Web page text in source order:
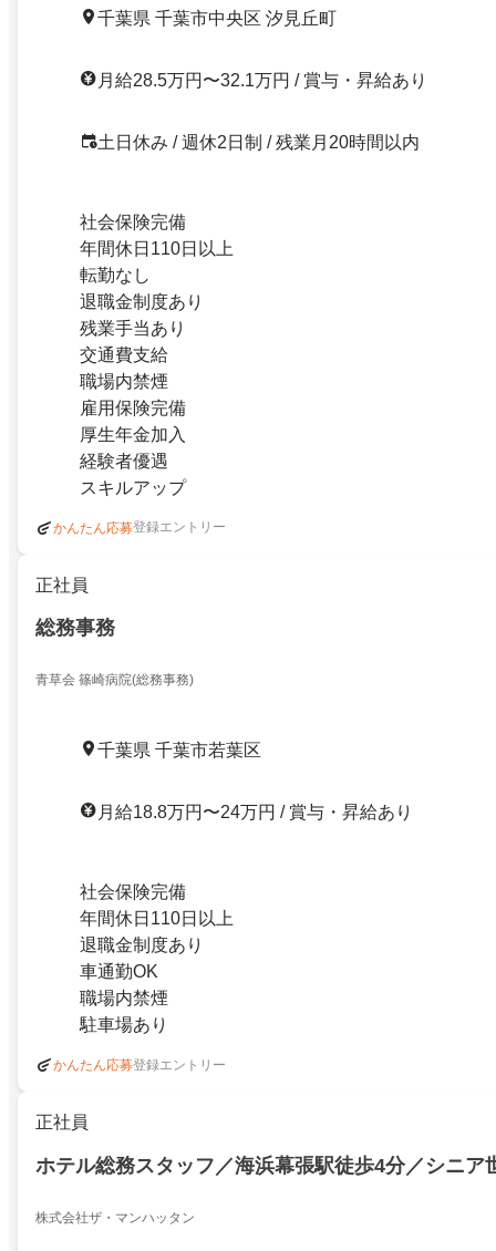
千葉県 千葉市中央区 汐見丘町
月給28.5万円〜32.1万円 / 賞与・昇給あり
土日休み / 週休2日制 / 残業月20時間以内
社会保険完備
年間休日110日以上
転勤なし
退職金制度あり
残業手当あり
交通費支給
職場内禁煙
雇用保険完備
厚生年金加入
経験者優遇
スキルアップ
かんたん応募登録エントリー
正社員
総務事務
青草会 篠崎病院(総務事務)
千葉県 千葉市若葉区
月給18.8万円〜24万円 / 賞与・昇給あり
社会保険完備
年間休日110日以上
退職金制度あり
車通勤OK
職場内禁煙
駐車場あり
かんたん応募登録エントリー
正社員
ホテル総務スタッフ／海浜幕張駅徒歩4分／シニア
株式会社ザ・マンハッタン